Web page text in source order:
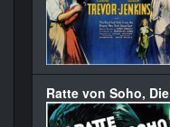
Ratte von Soho, Die